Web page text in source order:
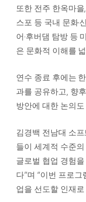
또한 전주 한옥마을,
스포 등 국내 문화·
어 ·후버댐 탐방 등
은 문화적 이해를
연수 종료 후에는 한
과를 공유하고, 향
방안에 대한 논의
김경백 전남대 소
들이 세계적 수준
글로벌 협업 경험
다”며“이번 프로그
업을 선도할 인재